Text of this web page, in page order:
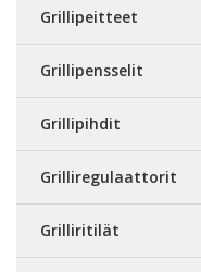
Grillipeitteet
Grillipensselit
Grillipihdit
Grilliregulaattorit
Grilliritilät